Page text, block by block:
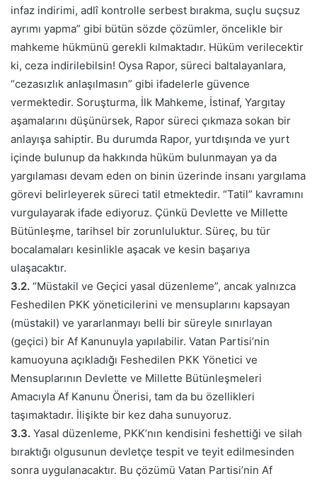
infaz indirimi, adlî kontrolle serbest bırakma, suçlu suçsuz
ayrımı yapma” gibi bütün sözde çözümler, öncelikle bir
mahkeme hükmünü gerekli kılmaktadır. Hüküm verilecektir
ki, ceza indirilebilsin! Oysa Rapor, süreci baltalayanlara,
“cezasızlık anlaşılmasın” gibi ifadelerle güvence
vermektedir. Soruşturma, İlk Mahkeme, İstinaf, Yargıtay
aşamalarını düşünürsek, Rapor süreci çıkmaza sokan bir
anlayışa sahiptir. Bu durumda Rapor, yurtdışında ve yurt
içinde bulunup da hakkında hüküm bulunmayan ya da
yargılaması devam eden on binin üzerinde insanı yargılama
görevi belirleyerek süreci tatil etmektedir. “Tatil” kavramını
vurgulayarak ifade ediyoruz. Çünkü Devlette ve Millette
Bütünleşme, tarihsel bir zorunluluktur. Süreç, bu tür
bocalamaları kesinlikle aşacak ve kesin başarıya
ulaşacaktır.
3.2. “Müstakil ve Geçici yasal düzenleme”, ancak yalnızca
Feshedilen PKK yöneticilerini ve mensuplarını kapsayan
(müstakil) ve yararlanmayı belli bir süreyle sınırlayan
(geçici) bir Af Kanunuyla yapılabilir. Vatan Partisi’nin
kamuoyuna açıkladığı Feshedilen PKK Yönetici ve
Mensuplarının Devlette ve Millette Bütünleşmeleri
Amacıyla Af Kanunu Önerisi, tam da bu özellikleri
taşımaktadır. İlişikte bir kez daha sunuyoruz.
3.3. Yasal düzenleme, PKK’nın kendisini feshettiği ve silah
bıraktığı olgusunun devletçe tespit ve teyit edilmesinden
sonra uygulanacaktır. Bu çözümü Vatan Partisi’nin Af